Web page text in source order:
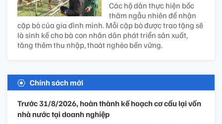
Các hộ dân thực hiện bốc
thăm ngẫu nhiên để nhận
cặp bò của gia đình mình. Mỗi cặp bò được trao tặng sẽ
là sinh kế cho bà con nhân dân phát triển sản xuất,
tăng thêm thu nhập, thoát nghèo bền vững.
Chính sách mới
Trước 31/8/2026, hoàn thành kế hoạch cơ cấu lại vốn
nhà nước tại doanh nghiệp